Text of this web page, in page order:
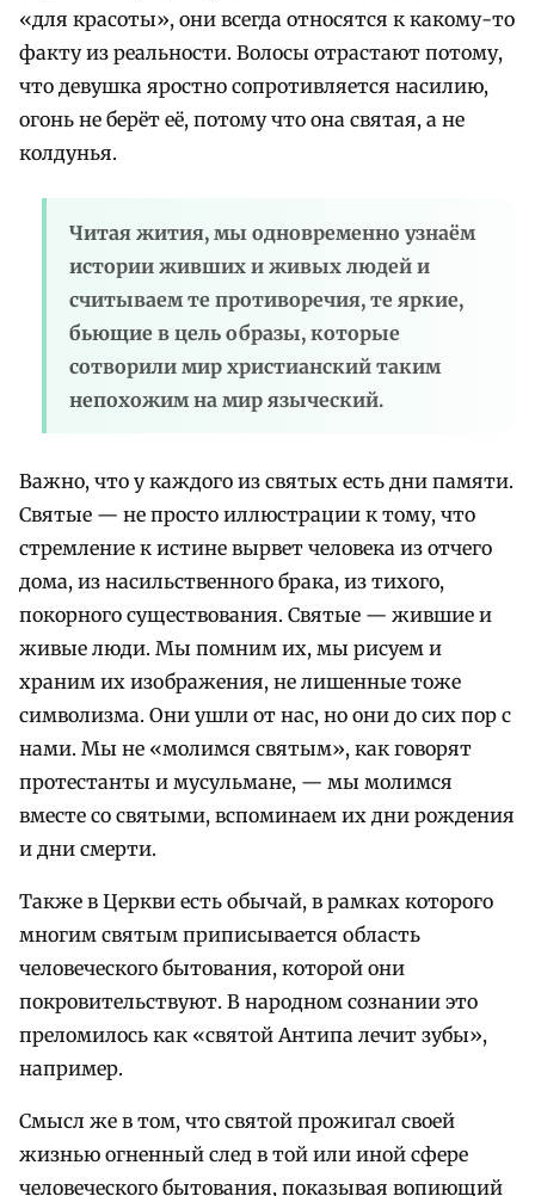
«для красоты», они всегда относятся к какому-то
факту из реальности. Волосы отрастают потому,
что девушка яростно сопротивляется насилию,
огонь не берёт её, потому что она святая, а не
колдунья.
Читая жития, мы одновременно узнаём
истории живших и живых людей и
считываем те противоречия, те яркие,
бьющие в цель образы, которые
сотворили мир христианский таким
непохожим на мир языческий.
Важно, что у каждого из святых есть дни памяти.
Святые — не просто иллюстрации к тому, что
стремление к истине вырвет человека из отчего
дома, из насильственного брака, из тихого,
покорного существования. Святые — жившие и
живые люди. Мы помним их, мы рисуем и
храним их изображения, не лишенные тоже
символизма. Они ушли от нас, но они до сих пор с
нами. Мы не «молимся святым», как говорят
протестанты и мусульмане, — мы молимся
вместе со святыми, вспоминаем их дни рождения
и дни смерти.
Также в Церкви есть обычай, в рамках которого
многим святым приписывается область
человеческого бытования, которой они
покровительствуют. В народном сознании это
преломилось как «святой Антипа лечит зубы»,
например.
Смысл же в том, что святой прожигал своей
жизнью огненный след в той или иной сфере
человеческого бытования, показывая вопиющий